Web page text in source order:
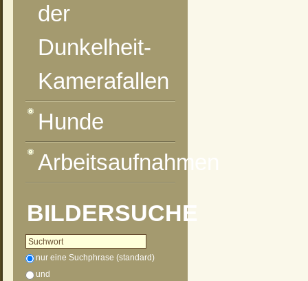
der
Dunkelheit-
Kamerafallen
Hunde
Arbeitsaufnahmen
BILDERSUCHE
nur eine Suchphrase (standard)
und